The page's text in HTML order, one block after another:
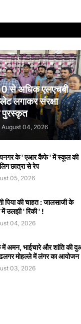
से अधिक एलएचबी
लगाकर संरक्षा
पुरस्कृत
August 04, 2026
के ' एआर कैफे ' में स्कूल की
छात्रा से रेप
05, 2026
पिया की चाहत : जालसाजी के
उलझी ' रिंकी ' !
04, 2026
अमन, भाईचारे और शांति की
मोहल्ले में लंगर का आयोजन
03, 2026